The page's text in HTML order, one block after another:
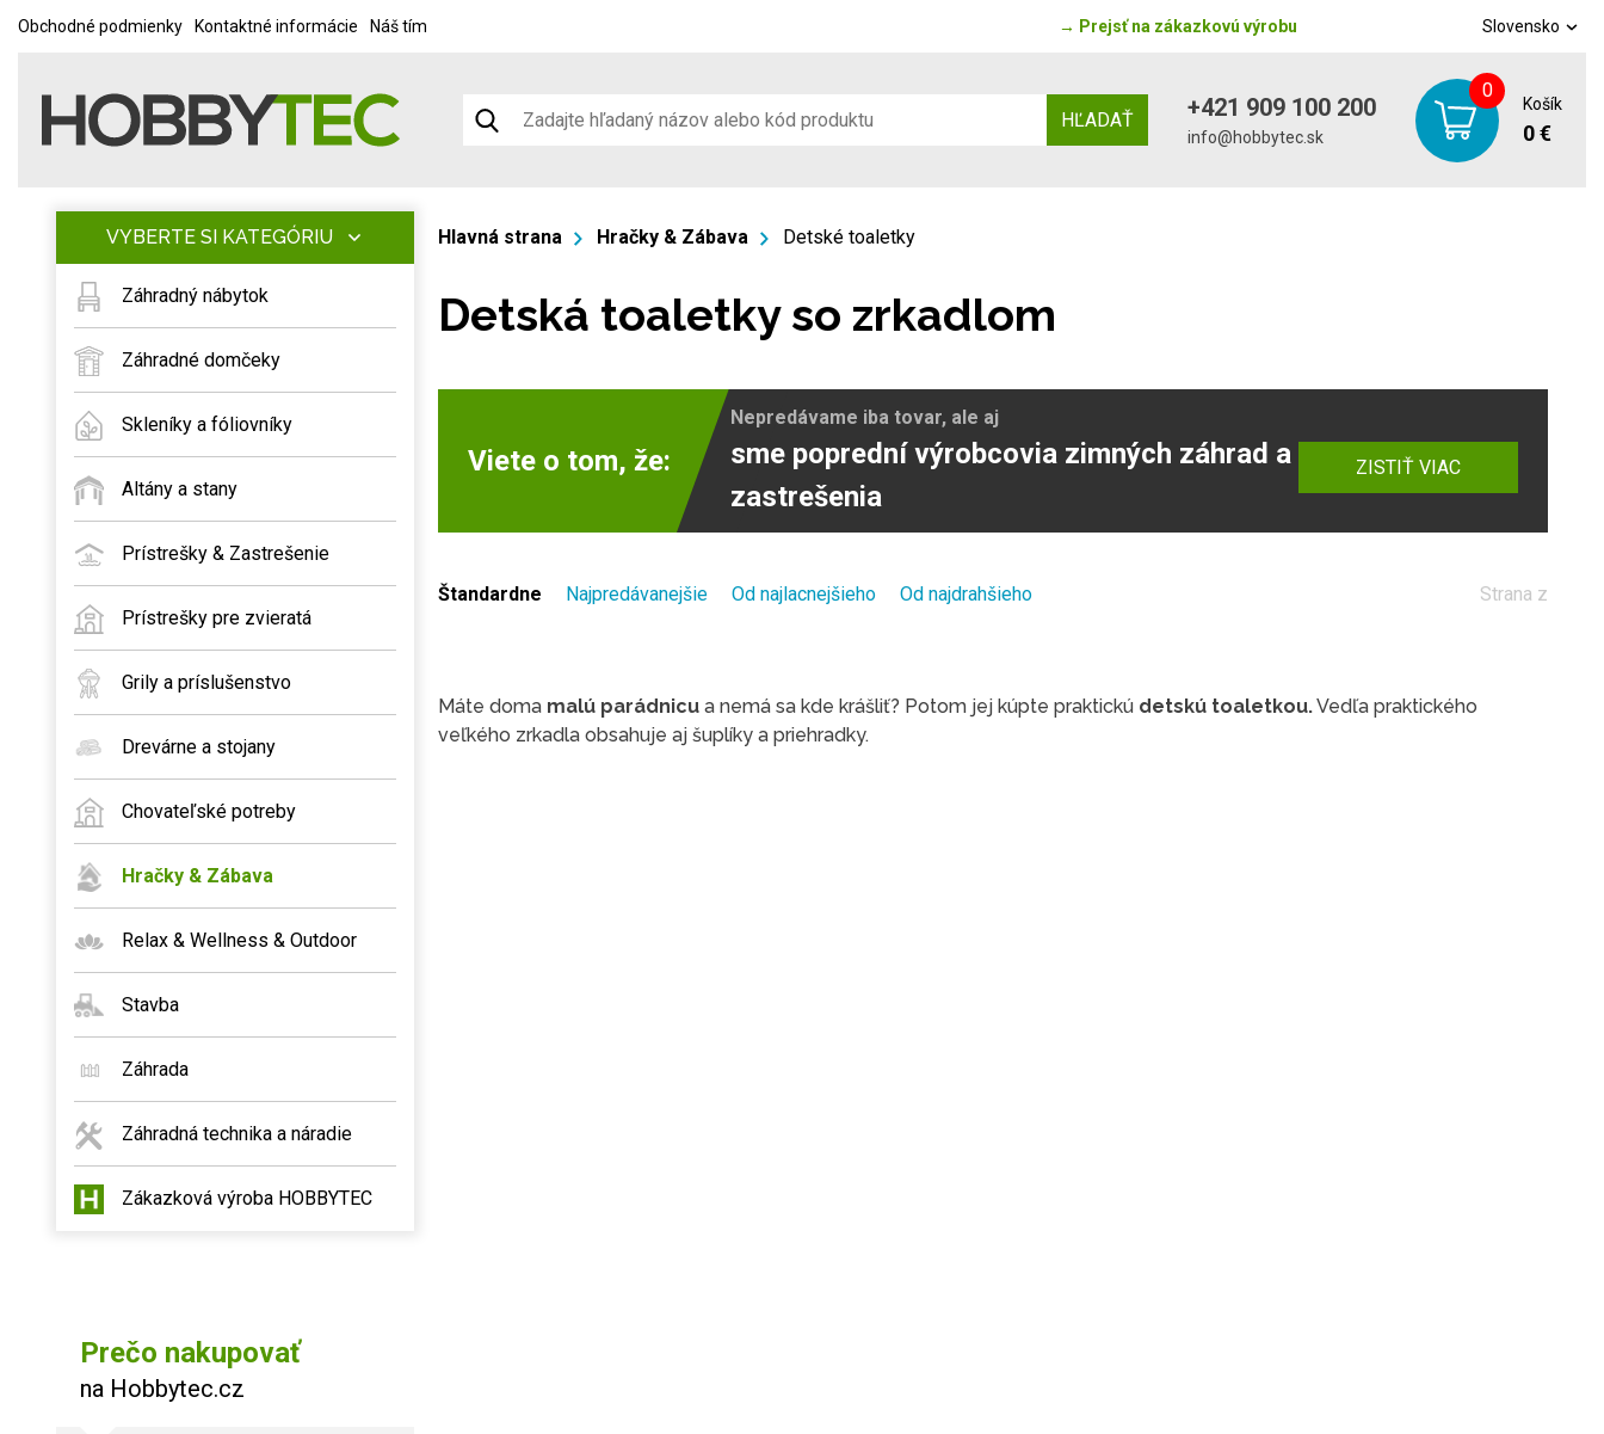
Obchodné podmienky Kontaktné informácie Náš tím → Prejsť na zákazkovú výrobu Slovensko
HĽADAŤ +421 909 100 200
info@hobbytec.sk
0
Košík
0 €
VYBERTE SI KATEGÓRIU
Záhradný nábytok
Záhradné domčeky
Skleníky a fóliovníky
Altány a stany
Prístrešky & Zastrešenie
Prístrešky pre zvieratá
Grily a príslušenstvo
Drevárne a stojany
Chovateľské potreby
Hračky & Zábava
Relax & Wellness & Outdoor
Stavba
Záhrada
Záhradná technika a náradie
Zákazková výroba HOBBYTEC
Prečo nakupovať
na Hobbytec.cz
Hlavná strana Hračky & Zábava Detské toaletky
Detská toaletky so zrkadlom
Viete o tom, že:
Nepredávame iba tovar, ale aj
sme poprední výrobcovia zimných záhrad a
zastrešenia
ZISTIŤ VIAC
Štandardne Najpredávanejšie Od najlacnejšieho Od najdrahšieho Strana z
Máte doma malú parádnicu a nemá sa kde krášliť? Potom jej kúpte praktickú detskú toaletkou.Vedľa praktického
veľkého zrkadla obsahuje aj šuplíky a priehradky.